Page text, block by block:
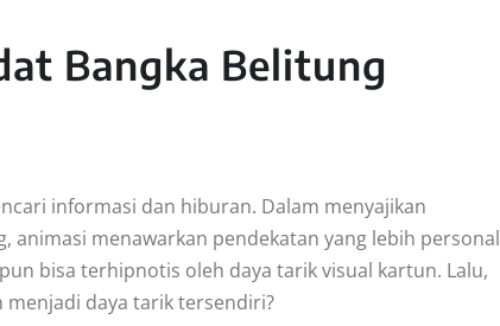
Bangka Belitung
informasi dan hiburan. Dalam menyajikan
menawarkan pendekatan yang lebih personal
bisa terhipnotis oleh daya tarik visual kartun. Lalu,
daya tarik tersendiri?